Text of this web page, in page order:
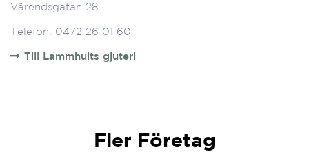
Värendsgatan 28
Telefon: 0472 26 01 60
Till Lammhults gjuteri
Fler Företag